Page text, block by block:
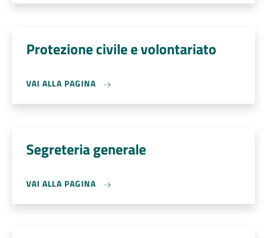
Protezione civile e volontariato
VAI ALLA PAGINA
Segreteria generale
VAI ALLA PAGINA